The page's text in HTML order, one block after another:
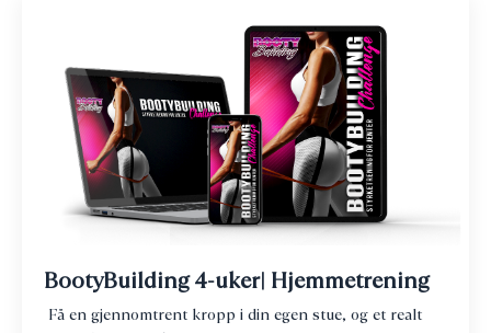
BootyBuilding 4-uker| Hjemmetrening
Få en gjennomtrent kropp i din egen stue, og et realt